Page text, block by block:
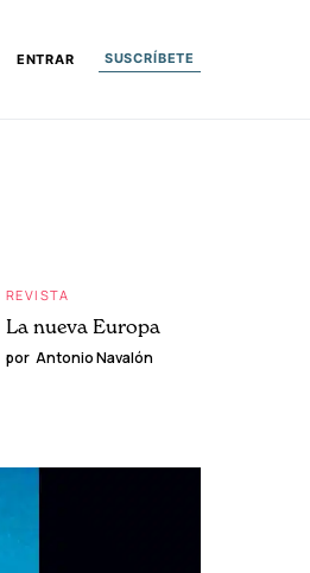
ENTRAR SUSCRÍBETE
REVISTA
La nueva Europa
por Antonio Navalón